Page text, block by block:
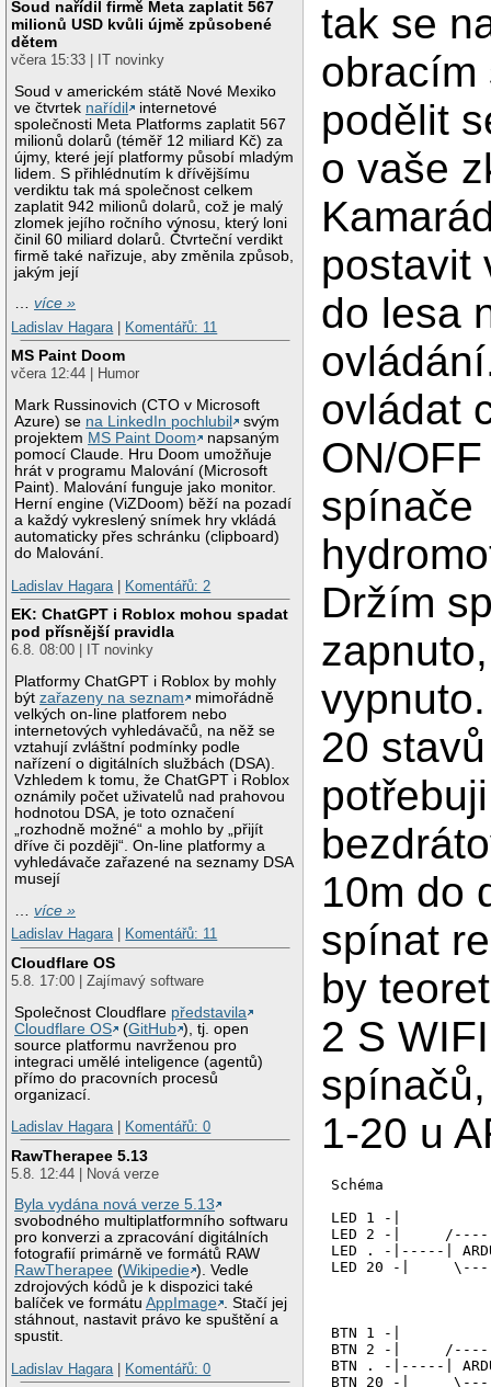
Soud nařídil firmě Meta zaplatit 567
milionů USD kvůli újmě způsobené
dětem
včera 15:33 | IT novinky
Soud v americkém státě Nové Mexiko
ve čtvrtek nařídil
internetové
společnosti Meta Platforms zaplatit 567
milionů dolarů (téměř 12 miliard Kč) za
újmy, které její platformy působí mladým
lidem. S přihlédnutím k dřívějšímu
verdiktu tak má společnost celkem
zaplatit 942 milionů dolarů, což je malý
zlomek jejího ročního výnosu, který loni
činil 60 miliard dolarů. Čtvrteční verdikt
firmě také nařizuje, aby změnila způsob,
jakým její
…více »
Ladislav Hagara
Komentářů: 11
MS Paint Doom
včera 12:44 | Humor
Mark Russinovich (CTO v Microsoft
Azure) se na LinkedIn pochlubil
svým
projektem MS Paint Doom
napsaným
pomocí Claude. Hru Doom umožňuje
hrát v programu Malování (Microsoft
Paint). Malování funguje jako monitor.
Herní engine (ViZDoom) běží na pozadí
a každý vykreslený snímek hry vkládá
automaticky přes schránku (clipboard)
do Malování.
Ladislav Hagara
Komentářů: 2
EK: ChatGPT i Roblox mohou spadat
pod přísnější pravidla
6.8. 08:00 | IT novinky
Platformy ChatGPT i Roblox by mohly
býtzařazeny na seznam
mimořádně
velkých on-line platforem nebo
internetových vyhledávačů, na něž se
vztahují zvláštní podmínky podle
nařízení o digitálních službách (DSA).
Vzhledem k tomu, že ChatGPT i Roblox
oznámily počet uživatelů nad prahovou
hodnotou DSA, je toto označení
„rozhodně možné“ a mohlo by „přijít
dříve či později“. On-line platformy a
vyhledávače zařazené na seznamy DSA
musejí
…více »
Ladislav Hagara| Komentářů: 11
Cloudflare OS
5.8. 17:00 | Zajímavý software
Společnost Cloudflare představila
Cloudflare OS
(GitHub ), tj. open
source platformu navrženou pro
integraci umělé inteligence (agentů)
přímo do pracovních procesů
organizací.
Ladislav Hagara| Komentářů: 0
RawTherapee 5.13
5.8. 12:44 | Nová verze
Byla vydána nová verze 5.13
svobodného multiplatformního softwaru
pro konverzi a zpracování digitálních
fotografií primárně ve formátů RAW
RawTherapee (Wikipedie ). Vedle
zdrojových kódů je k dispozici také
balíček ve formátuAppImage . Stačí jej
stáhnout, nastavit právo ke spuštění a
spustit.
Ladislav Hagara| Komentářů: 0
tak se
obracím
podělit
o vaše
postavit
do lesa
ovládat
ON/
spínače
Držím
20
10m do
spínat
by
2 S
1-20 u
Schéma
LED 1 -|
LED 2 -|
LED . -|-----|
LED 20 -|
BTN 1 -|			|
BTN 2 -|
BTN . -|-----|